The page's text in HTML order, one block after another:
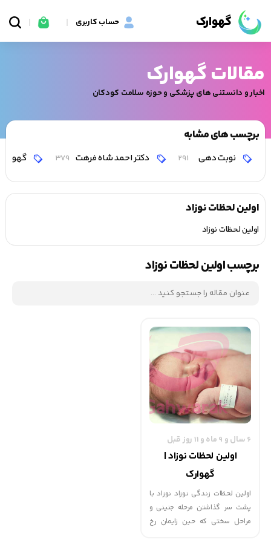
گهوارک حساب کاربری
مقالات گهوارک
اخبار و دانستنی های پزشکی و حوزه سلامت کودکان
برچسب های مشابه
نوبت دهی 291 دکتر احمد شاه فرهت 379 گهوارک
اولین لحظات نوزاد
اولین لحظات نوزاد
برچسب اولین لحظات نوزاد
6 سال و 9 ماه و 11 روز قبل
اولین لحظات نوزاد |
گهوارک
اولین لحظات زندگی نوزاد نوزاد با
پشت سر گذاشتن مرحله جنینی و
مراحل سختی که حین زایمان رخ